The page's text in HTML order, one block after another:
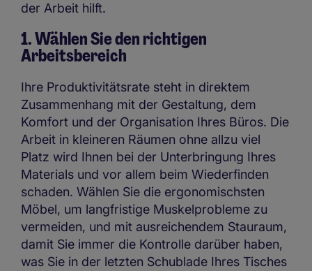
der Arbeit hilft.
1. Wählen Sie den richtigen
Arbeitsbereich
Ihre Produktivitätsrate steht in direktem
Zusammenhang mit der Gestaltung, dem
Komfort und der Organisation Ihres Büros. Die
Arbeit in kleineren Räumen ohne allzu viel
Platz wird Ihnen bei der Unterbringung Ihres
Materials und vor allem beim Wiederfinden
schaden. Wählen Sie die ergonomischsten
Möbel, um langfristige Muskelprobleme zu
vermeiden, und mit ausreichendem Stauraum,
damit Sie immer die Kontrolle darüber haben,
was Sie in der letzten Schublade Ihres Tisches